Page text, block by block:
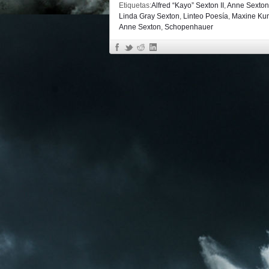
Etiquetas:Alfred “Kayo” Sexton II ,Anne Sexton
Linda Gray Sexton, Linteo Poesía, Maxine
Anne Sexton, Schopenhauer